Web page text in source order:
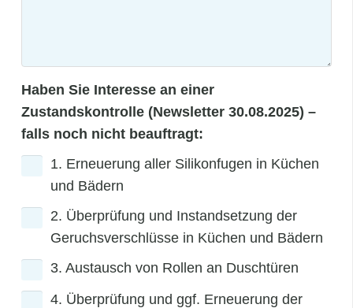
Haben Sie Interesse an einer
Zustandskontrolle (Newsletter 30.08.2025) –
falls noch nicht beauftragt:
1. Erneuerung aller Silikonfugen in Küchen
und Bädern
2. Überprüfung und Instandsetzung der
Geruchsverschlüsse in Küchen und Bädern
3. Austausch von Rollen an Duschtüren
4. Überprüfung und ggf. Erneuerung der